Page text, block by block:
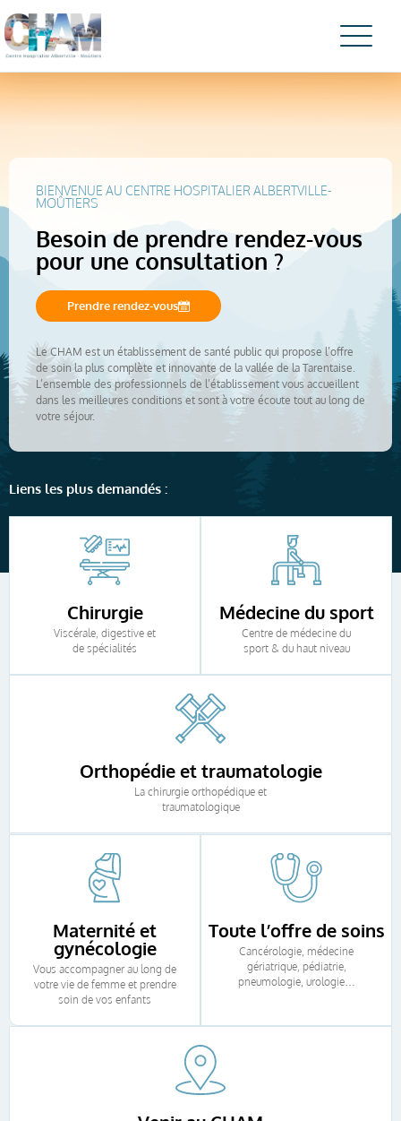
BIENVENUE AU CENTRE HOSPITALIER ALBERTVILLE-
MOÛTIERS
Besoin de prendre rendez-vous
pour une consultation ?
Prendre rendez-vous
Le CHAM est un établissement de santé public qui propose l’offre
de soin la plus complète et innovante de la vallée de la Tarentaise.
L’ensemble des professionnels de l’établissement vous accueillent
dans les meilleures conditions et sont à votre écoute tout au long de
votre séjour.
Liens les plus demandés :
Chirurgie
Viscérale, digestive et
de spécialités
Médecine du sport
Centre de médecine du
sport & du haut niveau
Orthopédie et traumatologie
La chirurgie orthopédique et
traumatologique
Maternité et
gynécologie
Vous accompagner au long de
votre vie de femme et prendre
soin de vos enfants
Toute l’offre de soins
Cancérologie, médecine
gériatrique, pédiatrie,
pneumologie, urologie…